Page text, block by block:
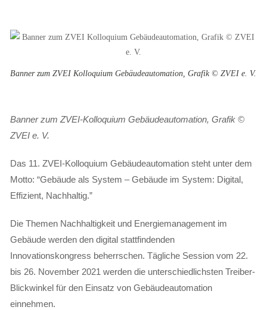
Banner zum ZVEI Kolloquium Gebäudeautomation, Grafik © ZVEI e. V.
Banner zum ZVEI-Kolloquium Gebäudeautomation, Grafik ©
ZVEI e. V.
Das 11. ZVEI-Kolloquium Gebäudeautomation steht unter dem
Motto: “Gebäude als System – Gebäude im System: Digital,
Effizient, Nachhaltig.”
Die Themen Nachhaltigkeit und Energiemanagement im
Gebäude werden den digital stattfindenden
Innovationskongress beherrschen. Tägliche Session vom 22.
bis 26. November 2021 werden die unterschiedlichsten Treiber-
Blickwinkel für den Einsatz von Gebäudeautomation
einnehmen.